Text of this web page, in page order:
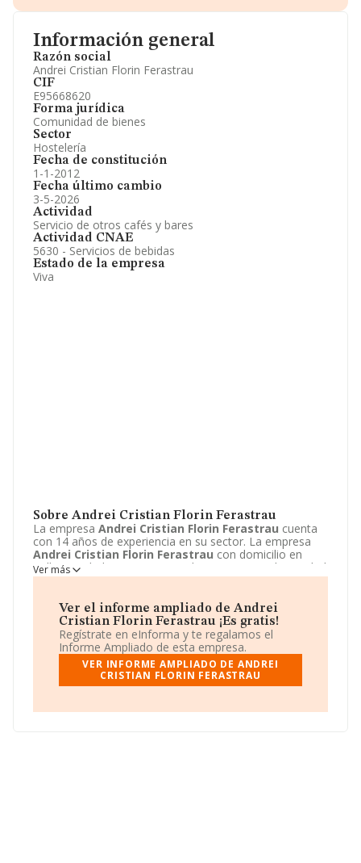
Información general
Razón social
Andrei Cristian Florin Ferastrau
CIF
E95668620
Forma jurídica
Comunidad de bienes
Sector
Hostelería
Fecha de constitución
1-1-2012
Fecha último cambio
3-5-2026
Actividad
Servicio de otros cafés y bares
Actividad CNAE
5630 - Servicios de bebidas
Estado de la empresa
Viva
Sobre Andrei Cristian Florin Ferastrau
La empresa Andrei Cristian Florin Ferastrau cuenta
con 14 años de experiencia en su sector. La empresa
Andrei Cristian Florin Ferastrau con domicilio en
Calle Herri bide, 1, Mungia, Bizkaia. Su principal actividad
CNAE es 5630 - Servicios de bebidas. La empresa
Comunidad de bienes.
Ver más
Ver el informe ampliado de Andrei
Cristian Florin Ferastrau ¡Es gratis!
Regístrate en eInforma y te regalamos el
Informe Ampliado de esta empresa.
VER INFORME AMPLIADO DE ANDREI
CRISTIAN FLORIN FERASTRAU
Información oficial y registral complementaria.